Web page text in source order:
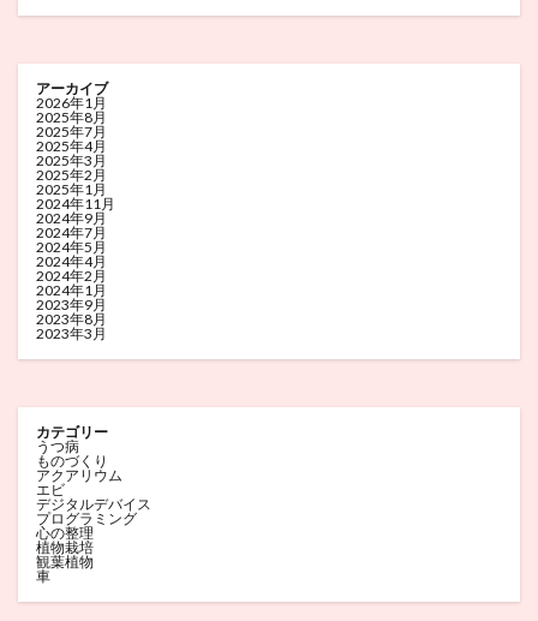
アーカイブ
2026年1月
2025年8月
2025年7月
2025年4月
2025年3月
2025年2月
2025年1月
2024年11月
2024年9月
2024年7月
2024年5月
2024年4月
2024年2月
2024年1月
2023年9月
2023年8月
2023年3月
カテゴリー
うつ病
ものづくり
アクアリウム
エビ
デジタルデバイス
プログラミング
心の整理
植物栽培
観葉植物
車